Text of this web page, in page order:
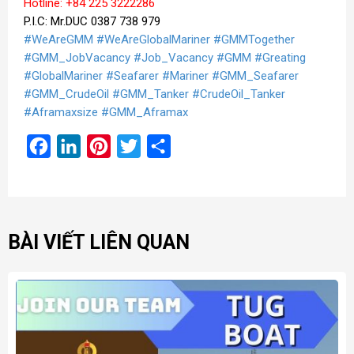
P.I.C: Mr.DUC 0387 738 979
#WeAreGMM #WeAreGlobalMariner #GMMTogether
#GMM_JobVacancy #Job_Vacancy #GMM #Greating
#GlobalMariner #Seafarer #Mariner #GMM_Seafarer
#GMM_CrudeOil #GMM_Tanker #CrudeOil_Tanker
#Aframaxsize #GMM_Aframax
FacebookLinkedInPinterest
Twitter
BÀI VIẾT LIÊN QUAN